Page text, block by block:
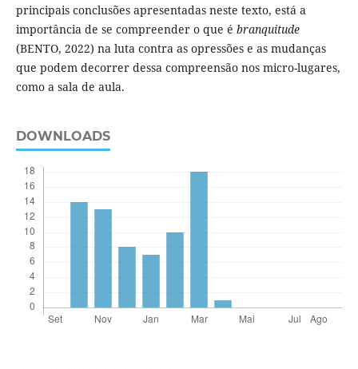
principais conclusões apresentadas neste texto, está a
importância de se compreender o que é branquitude
(BENTO, 2022) na luta contra as opressões e as mudanças
que podem decorrer dessa compreensão nos micro-lugares,
como a sala de aula.
DOWNLOADS